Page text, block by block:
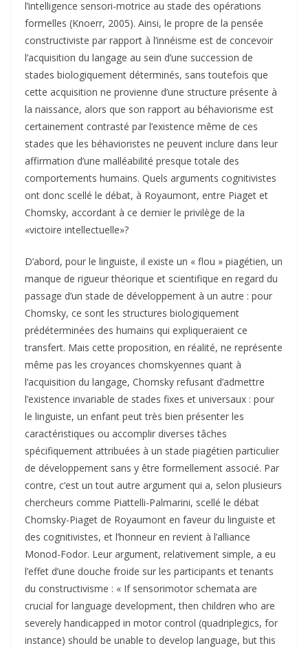
l’intelligence sensori-motrice au stade des opérations
formelles (Knoerr, 2005). Ainsi, le propre de la pensée
constructiviste par rapport à l’innéisme est de concevoir
l’acquisition du langage au sein d’une succession de
stades biologiquement déterminés, sans toutefois que
cette acquisition ne provienne d’une structure présente à
la naissance, alors que son rapport au béhaviorisme est
certainement contrasté par l’existence même de ces
stades que les béhavioristes ne peuvent inclure dans leur
affirmation d’une malléabilité presque totale des
comportements humains. Quels arguments cognitivistes
ont donc scellé le débat, à Royaumont, entre Piaget et
Chomsky, accordant à ce dernier le privilège de la
«victoire intellectuelle»?
D’abord, pour le linguiste, il existe un « flou » piagétien, un
manque de rigueur théorique et scientifique en regard du
passage d’un stade de développement à un autre : pour
Chomsky, ce sont les structures biologiquement
prédéterminées des humains qui expliqueraient ce
transfert. Mais cette proposition, en réalité, ne représente
même pas les croyances chomskyennes quant à
l’acquisition du langage, Chomsky refusant d’admettre
l’existence invariable de stades fixes et universaux : pour
le linguiste, un enfant peut très bien présenter les
caractéristiques ou accomplir diverses tâches
spécifiquement attribuées à un stade piagétien particulier
de développement sans y être formellement associé. Par
contre, c’est un tout autre argument qui a, selon plusieurs
chercheurs comme Piattelli-Palmarini, scellé le débat
Chomsky-Piaget de Royaumont en faveur du linguiste et
des cognitivistes, et l’honneur en revient à l’alliance
Monod-Fodor. Leur argument, relativement simple, a eu
l’effet d’une douche froide sur les participants et tenants
du constructivisme : « If sensorimotor schemata are
crucial for language development, then children who are
severely handicapped in motor control (quadriplegics, for
instance) should be unable to develop language, but this